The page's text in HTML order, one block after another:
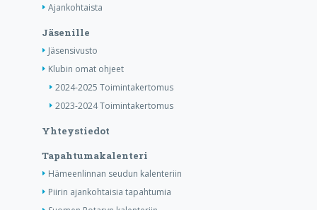
Ajankohtaista
Jäsenille
Jäsensivusto
Klubin omat ohjeet
2024-2025 Toimintakertomus
2023-2024 Toimintakertomus
Yhteystiedot
Tapahtumakalenteri
Hämeenlinnan seudun kalenteriin
Piirin ajankohtaisia tapahtumia